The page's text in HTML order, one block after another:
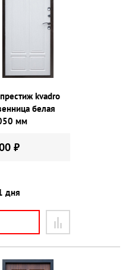
kvadro
белая
мм
₽
дня